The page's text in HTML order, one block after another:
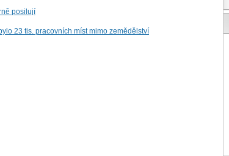
posilují
23 tis. pracovních míst mimo zemědělství